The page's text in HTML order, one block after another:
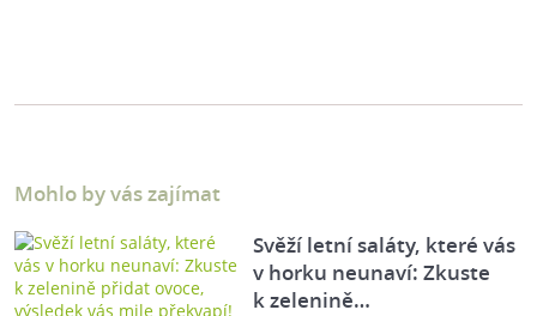
Mohlo by vás zajímat
Svěží letní saláty, které vás
v horku neunaví: Zkuste
k zelenině…